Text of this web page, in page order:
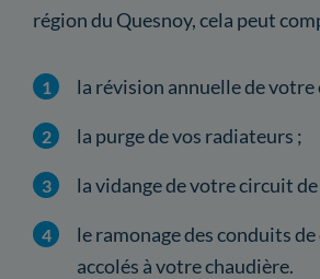
région du Quesnoy, cela peut
la révision annuelle de votre
la purge de vos radiateurs ;
la vidange de votre circuit
le ramonage des conduits
accolés à votre chaudière.